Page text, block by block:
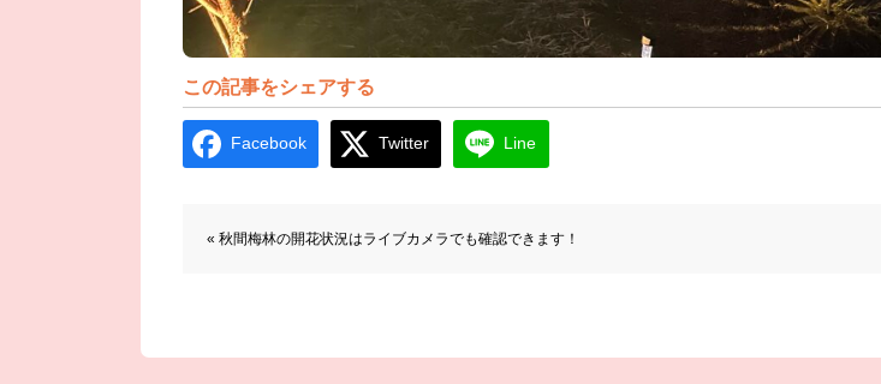
この記事をシェアする
Facebook Twitter Line
« 秋間梅林の開花状況はライブカメラでも確認できます！